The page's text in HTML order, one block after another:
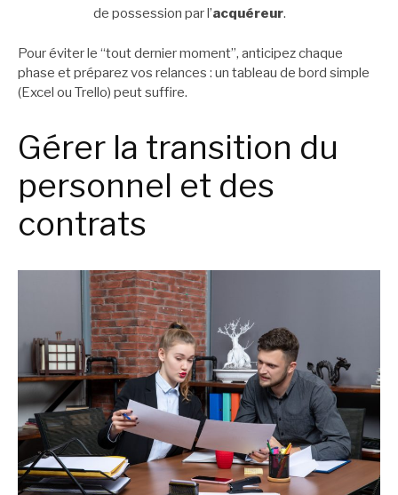
de possession par l’acquéreur.
Pour éviter le “tout dernier moment”, anticipez chaque
phase et préparez vos relances : un tableau de bord simple
(Excel ou Trello) peut suffire.
Gérer la transition du
personnel et des
contrats